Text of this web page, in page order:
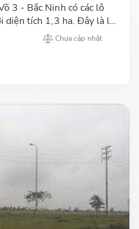
3 - Bắc Ninh có các lô
diện tích 1,3 ha. Đây là lô
lợi về mặt giao thông
Chưa cập nhật